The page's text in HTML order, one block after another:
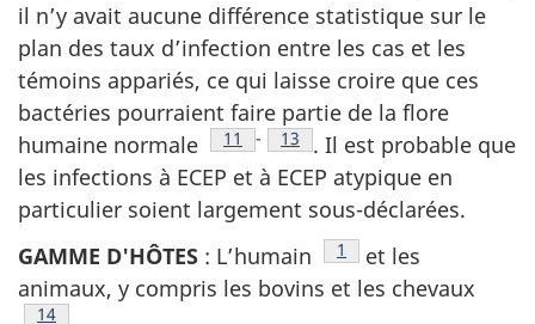
il n’y avait aucune différence statistique sur le
plan des taux d’infection entre les cas et les
témoins appariés, ce qui laisse croire que ces
bactéries pourraient faire partie de la flore
humaine normale
Note de bas de page
11 - Note de bas de page
13
. Il est probable que
les infections à ECEP et à ECEP atypique en
particulier soient largement sous-déclarées.
GAMME D'HÔTES : L’humain Note de bas de page
1
et les
animaux, y compris les bovins et les chevaux
Note de bas de page
14